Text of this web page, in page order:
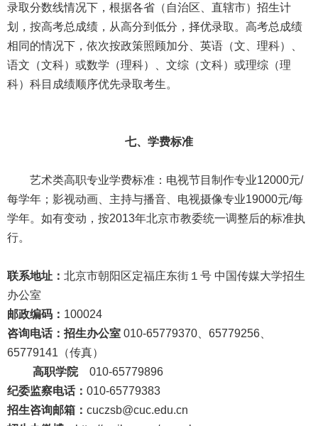
录取分数线情况下，根据各省（自治区、直辖市）招生计
划，按高考总成绩，从高分到低分，择优录取。高考总成绩
相同的情况下，依次按政策照顾加分、英语（文、理科）、
语文（文科）或数学（理科）、文综（文科）或理综（理
科）科目成绩顺序优先录取考生。
七、学费标准
艺术类高职专业学费标准：电视节目制作专业12000元/
每学年；影视动画、主持与播音、电视摄像专业19000元/每
学年。如有变动，按2013年北京市教委统一调整后的标准执
行。
联系地址： 北京市朝阳区定福庄东街１号 中国传媒大学招生
办公室
邮政编码： 100024
咨询电话：招生办公室 010-65779370、 65779256、
65779141（传真）
高职学院010-65779896
纪委监察电话： 010-65779383
招生咨询邮箱： cuczsb@cuc.edu.cn